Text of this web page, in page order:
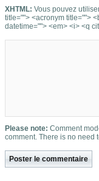
XHTML: Vous pouvez
title=""> <acronym title="">
datetime=""> <em> <i> <q
Please note: Comment
comment. There is no need